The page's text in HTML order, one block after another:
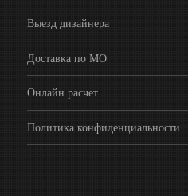
Выезд дизайнера
Доставка по МО
Онлайн расчет
Политика конфиденциальности